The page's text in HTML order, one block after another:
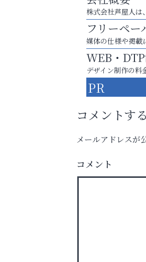
芦屋・西宮・神戸
いわみ眼科
株式会社芦屋人は
フリーペー
媒体の仕様や掲載
WEB・
デザイン制作の料
PR
コメントする
メールアドレスが
コメント